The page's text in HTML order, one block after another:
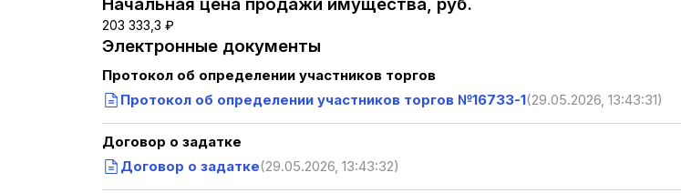
203 333,3 ₽
Электронные документы
Протокол об определении участников торгов
Протокол об определении участников торгов №16733-1(29.05.2026, 13:43:31)
Договор о задатке
Договор о задатке(29.05.2026, 13:43:32)